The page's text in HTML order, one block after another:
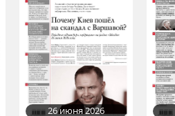
26 июня 2026